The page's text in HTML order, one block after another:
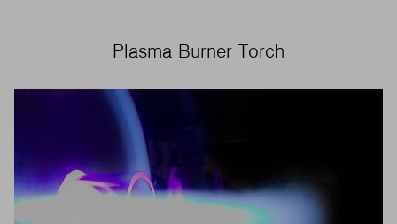
Plasma Burner Torch